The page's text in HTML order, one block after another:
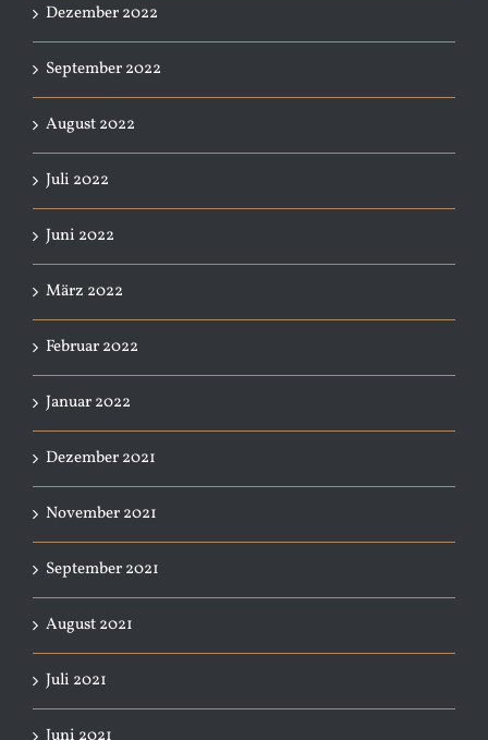
Dezember 2022
September 2022
August 2022
Juli 2022
Juni 2022
März 2022
Februar 2022
Januar 2022
Dezember 2021
November 2021
September 2021
August 2021
Juli 2021